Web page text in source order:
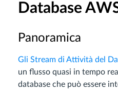
Database
Panoramica
Gli Stream di Attività del
un flusso quasi in tempo
database che può essere